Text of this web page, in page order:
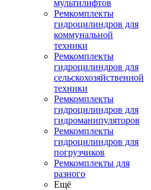
мультилифтов
Ремкомплекты
гидроцилиндров для
коммунальной
техники
Ремкомплекты
гидроцилиндров для
сельскохозяйственной
техники
Ремкомплекты
гидроцилиндров для
гидроманипуляторов
Ремкомплекты
гидроцилиндров для
погрузчиков
Ремкомплекты для
разного
Ещё